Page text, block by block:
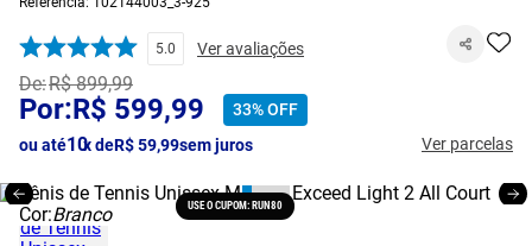
5.0 Ver avaliações
R$ 899,99
R$ 599,99 33%OFF
ou até10x deR$59,99sem juros Ver parcelas
USE O CUPOM: RUN80
Cor:Branco